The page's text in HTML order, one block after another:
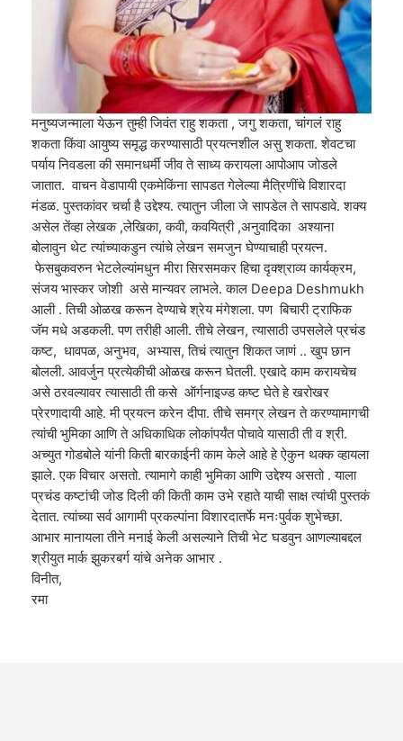
मनुष्यजन्माला येऊन तुम्ही जिवंत राहु शकता , जगु शकता, चांगलं राहु
शकता किंवा आयुष्य समृद्ध करण्यासाठी प्रयत्नशील असु शकता. शेवटचा
पर्याय निवडला की समानधर्मी जीव ते साध्य करायला आपोआप जोडले
जातात. वाचन वेडापायी एकमेकिंना सापडत गेलेल्या मैत्रिणींचे विशारदा
मंडळ. पुस्तकांवर चर्चा है उद्देश्य. त्यातुन जीला जे सापडेल ते सापडावे. शक्य
असेल तेंव्हा लेखक ,लेखिका, कवी, कवयित्री ,अनुवादिका अश्याना
बोलावुन थेट त्यांच्याकडुन त्यांचे लेखन समजुन घेण्याचाही प्रयत्न.
फेसबुकवरुन भेटलेल्यांमधुन मीरा सिरसमकर हिचा दृक्श्राव्य कार्यक्रम,
संजय भास्कर जोशी असे मान्यवर लाभले. काल Deepa Deshmukh
आली . तिची ओळख करून देण्याचे श्रेय मंगेशला. पण बिचारी ट्राफिक
जॅम मधे अडकली. पण तरीही आली. तीचे लेखन, त्यासाठी उपसलेले प्रचंड
कष्ट, धावपळ, अनुभव, अभ्यास, तिचं त्यातुन शिकत जाणं .. खुप छान
बोलली. आवर्जुन प्रत्येकीची ओळख करून घेतली. एखादे काम करायचेच
असे ठरवल्यावर त्यासाठी ती कसे ऑर्गनाइज्ड कष्ट घेते हे खरोखर
प्रेरणादायी आहे. मी प्रयत्न करेन दीपा. तीचे समग्र लेखन ते करण्यामागची
त्यांची भुमिका आणि ते अधिकाधिक लोकांपर्यंत पोचावे यासाठी ती व श्री.
अच्युत गोडबोले यांनी किती बारकाईनी काम केले आहे हे ऐकुन थक्क व्हायला
झाले. एक विचार असतो. त्यामागे काही भुमिका आणि उद्देश्य असतो . याला
प्रचंड कष्टांची जोड दिली की किती काम उभे रहाते याची साक्ष त्यांची पुस्तकं
देतात. त्यांच्या सर्व आगामी प्रकल्पांना विशारदातर्फे मनःपुर्वक शुभेच्छा.
आभार मानायला तीने मनाई केली असल्याने तिची भेट घडवुन आणल्याबद्दल
श्रीयुत मार्क झुकरबर्ग यांचे अनेक आभार .
विनीत,
रमा